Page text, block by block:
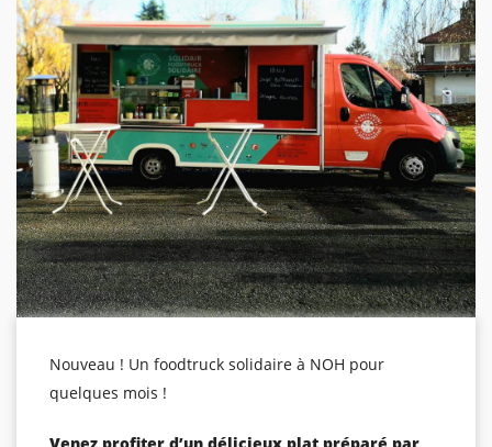
Nouveau ! Un foodtruck solidaire à NOH pour
quelques mois !
Venez profiter d’un délicieux plat préparé par